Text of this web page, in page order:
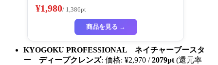
き粉き 歯磨き粉 セルフホワイトニング
¥1,980/ 1,386pt
商品を見る →
KYOGOKU PROFESSIONAL ネイチャーブースタ
ー ディープクレンズ: 価格: ¥2,970 /2079pt (還元率